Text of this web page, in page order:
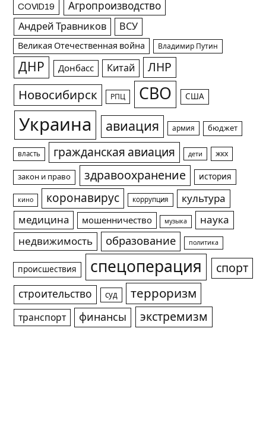
COVID19 Агропроизводство
Андрей Травников ВСУ
Великая Отечественная война Владимир Путин
ДНР Донбасс Китай ЛНР
Новосибирск РПЦ СВО США
Украина авиация армия бюджет
власть гражданская авиация дети жкх
закон и право здравоохранение история
кино коронавирус коррупция
культура
медицина
мошенничество музыка
наука
недвижимость
образование политика
происшествия спецоперация спорт
строительство суд терроризм
транспорт финансы экстремизм